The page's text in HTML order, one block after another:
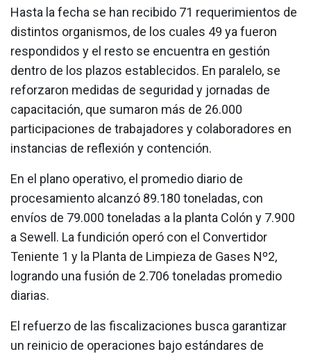
Hasta la fecha se han recibido 71 requerimientos de
distintos organismos, de los cuales 49 ya fueron
respondidos y el resto se encuentra en gestión
dentro de los plazos establecidos. En paralelo, se
reforzaron medidas de seguridad y jornadas de
capacitación, que sumaron más de 26.000
participaciones de trabajadores y colaboradores en
instancias de reflexión y contención.
En el plano operativo, el promedio diario de
procesamiento alcanzó 89.180 toneladas, con
envíos de 79.000 toneladas a la planta Colón y 7.900
a Sewell. La fundición operó con el Convertidor
Teniente 1 y la Planta de Limpieza de Gases Nº2,
logrando una fusión de 2.706 toneladas promedio
diarias.
El refuerzo de las fiscalizaciones busca garantizar
un reinicio de operaciones bajo estándares de